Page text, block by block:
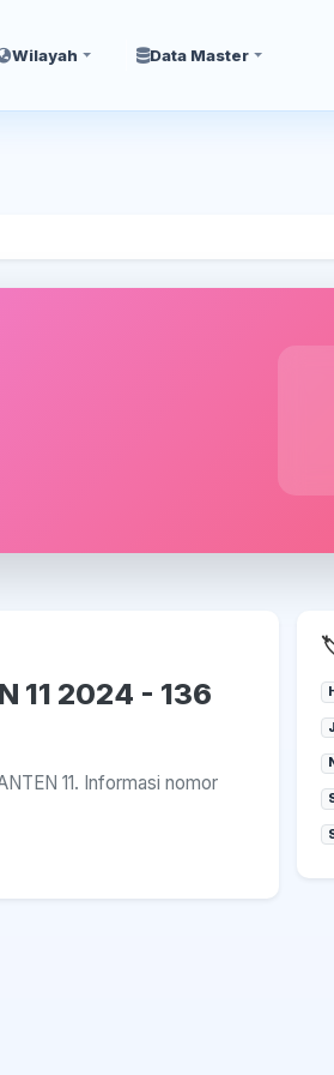
Wilayah Data Master
11 2024 - 136
11. Informasi nomor